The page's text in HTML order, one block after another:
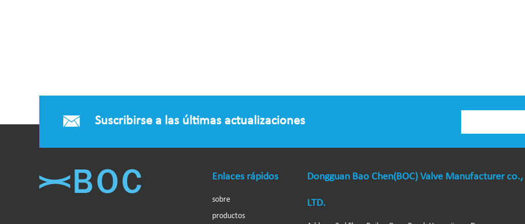
Suscribirse a las últimas actualizaciones
Enlaces rápidos
sobre
productos
Dongguan Bao Chen(BOC) Valve Manufacturer co.,
LTD.